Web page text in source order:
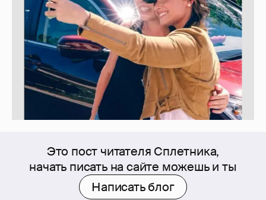
Это пост читателя Сплетника,
начать писать на сайте можешь и ты
Написать блог